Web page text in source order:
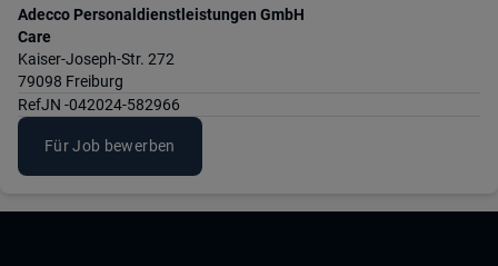
Adecco Personaldienstleistungen GmbH
Care
Kaiser-Joseph-Str. 272
79098 Freiburg
RefJN -042024-582966
Für Job bewerben